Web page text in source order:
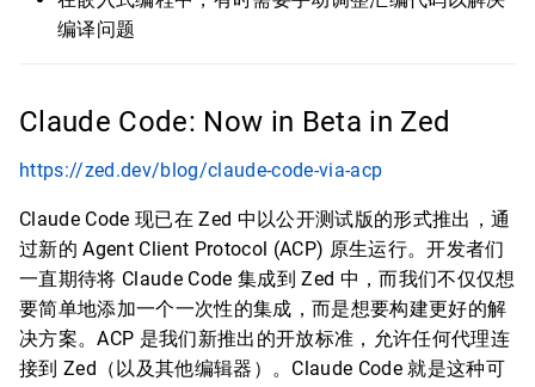
编译问题
Claude Code: Now in Beta in Zed
https://zed.dev/blog/claude-code-via-acp
Claude Code 现已在 Zed 中以公开测试版的形式推出，通
过新的 Agent Client Protocol (ACP) 原生运行。开发者们
一直期待将 Claude Code 集成到 Zed 中，而我们不仅仅想
要简单地添加一个一次性的集成，而是想要构建更好的解
决方案。ACP 是我们新推出的开放标准，允许任何代理连
接到 Zed（以及其他编辑器）。Claude Code 就是这种可